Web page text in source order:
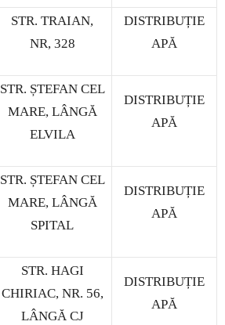
STR. TRAIAN,
NR, 328
DISTRIBUȚIE
APĂ
STR. ȘTEFAN CEL
MARE, LÂNGĂ
ELVILA
DISTRIBUȚIE
APĂ
STR. ȘTEFAN CEL
MARE, LÂNGĂ
SPITAL
DISTRIBUȚIE
APĂ
STR. HAGI
CHIRIAC, NR. 56,
LÂNGĂ CJ
DISTRIBUȚIE
APĂ